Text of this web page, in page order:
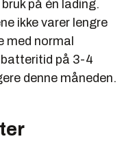
på én lading.
ikke varer lengre
med normal
på 3-4
denne måneden.